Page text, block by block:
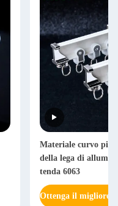
Materiale curvo
della lega di
tenda 6063
Ottenga il migliore